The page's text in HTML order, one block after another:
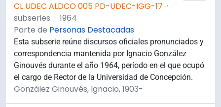
CL UDEC ALDCO 005 PD-UDEC-IGG-17 ·
subseries · 1964
Parte de Personas Destacadas
Esta subserie reúne discursos oficiales pronunciados y
correspondencia mantenida por Ignacio González
Ginouvés durante el año 1964, período en el que ocupó
el cargo de Rector de la Universidad de Concepción.
González Ginouvés, Ignacio, 1903-